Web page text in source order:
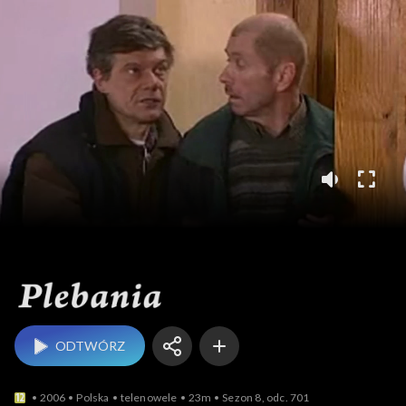
ODTWÓRZ
2006 Polska telenowele 23m Sezon 8, odc. 701